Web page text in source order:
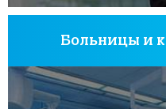
Больницы и